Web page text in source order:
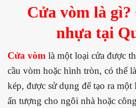
Cửa vòm là gì?
nhựa tại
Cửa vòm là một loại cửa được
cầu vòm hoặc hình tròn, có thể
kép, được sử dụng để tạo ra
ấn tượng cho ngôi nhà hoặc